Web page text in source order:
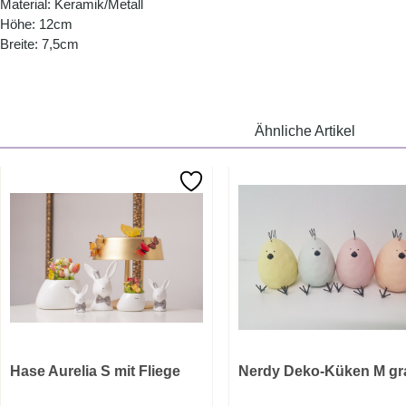
Material: Keramik/Metall
Höhe: 12cm
Breite: 7,5cm
Ähnliche Artikel
Hase Aurelia S mit Fliege Nerdy Deko-Küken M